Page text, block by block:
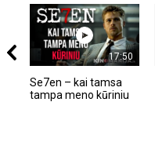
17:50
Se7en – kai tamsa
tampa meno kūriniu